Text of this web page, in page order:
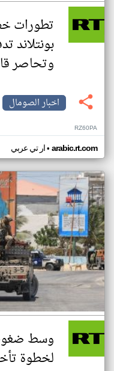
تطورات
بونتلاند
وتحاصر
اخبار الصومال
RZ60PA
ار تي عربي• arabic.rt.com
وسط
لخطوة تأخرت